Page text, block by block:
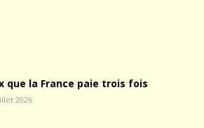
que la France paie trois fois
2026